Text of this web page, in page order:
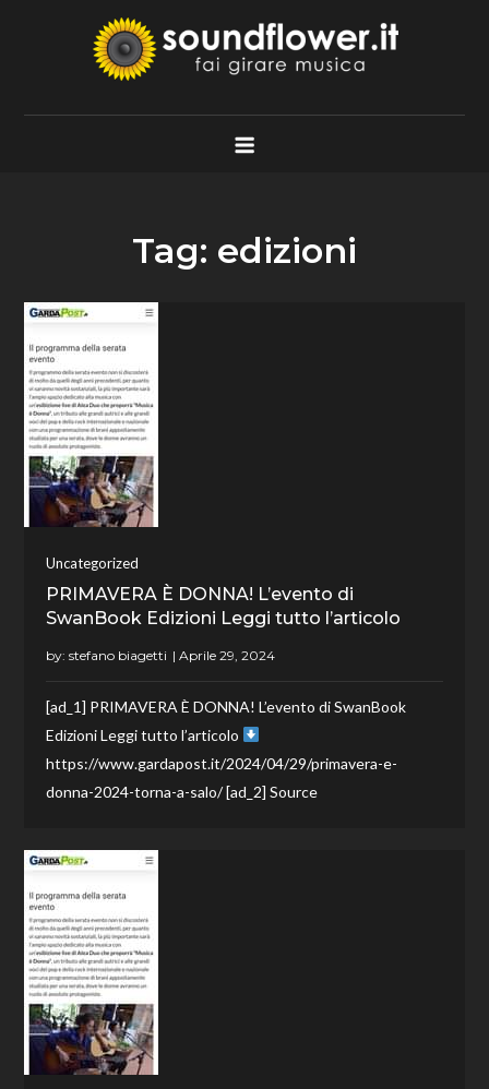
Soundflower.it
Fai Girare Musica
Tag: edizioni
Uncategorized
PRIMAVERA È DONNA! L’evento di
SwanBook Edizioni Leggi tutto l’articolo
by:stefano biagetti
[ad_1] PRIMAVERA È DONNA! L’evento di SwanBook
Edizioni Leggi tutto l’articolo
https://www.gardapost.it/2024/04/29/primavera-e-
donna-2024-torna-a-salo/ [ad_2] Source